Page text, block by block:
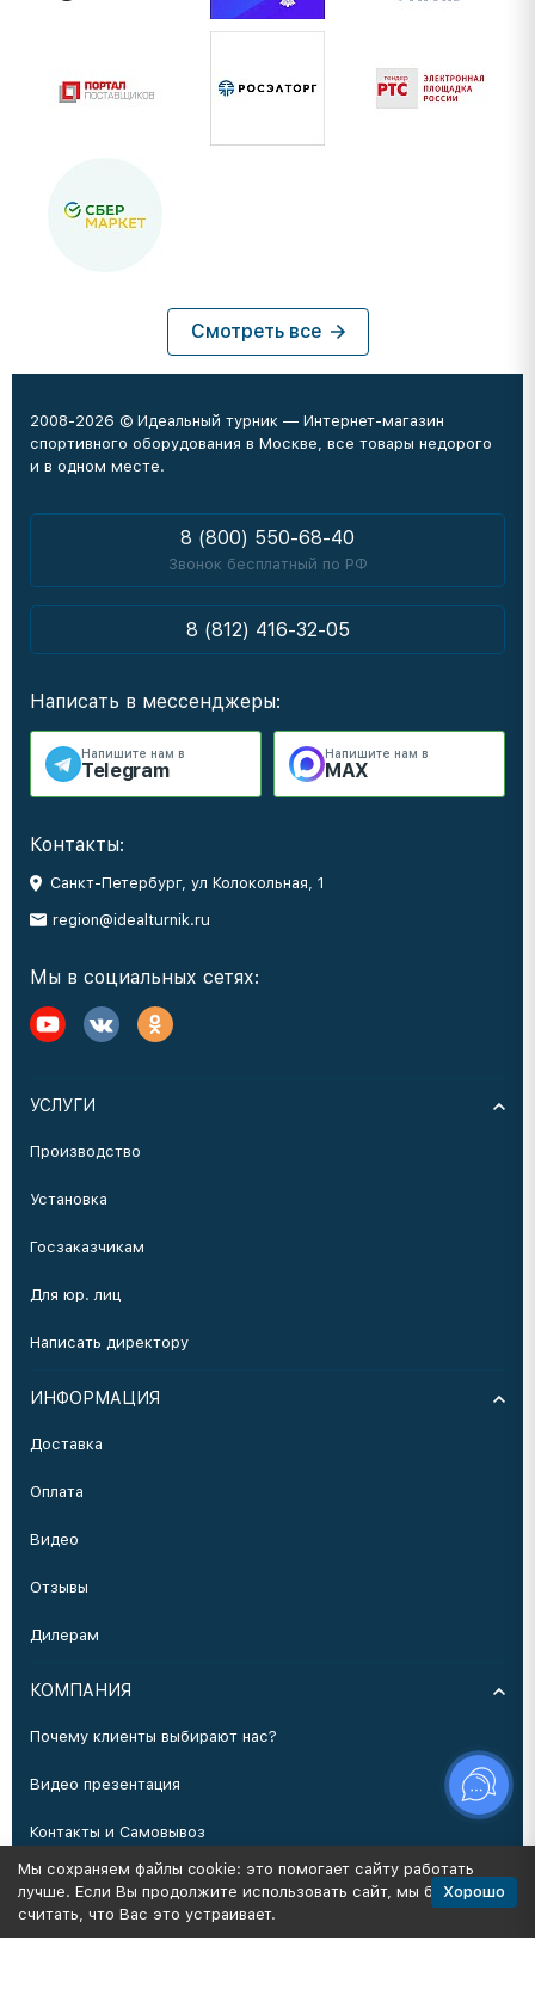
Смотреть все
2008-2026 © Идеальный турник — Интернет-магазин
спортивного оборудования в Москве, все товары недорого
и в одном месте.
8 (800) 550-68-40
Звонок бесплатный по РФ
8 (812) 416-32-05
Написать в мессенджеры:
Напишите нам в
Telegram
Напишите нам в
MAX
Контакты:
Санкт-Петербург, ул Колокольная, 1
region@idealturnik.ru
Мы в социальных сетях:
УСЛУГИ
Производство
Установка
Госзаказчикам
Для юр. лиц
Написать директору
ИНФОРМАЦИЯ
Доставка
Оплата
Видео
Отзывы
Дилерам
КОМПАНИЯ
Почему клиенты выбирают нас?
Видео презентация
Контакты и Самовывоз
Производство
Мы сохраняем файлы cookie: это помогает сайту работать
лучше. Если Вы продолжите использовать сайт, мы будем
считать, что Вас это устраивает.
Хорошо